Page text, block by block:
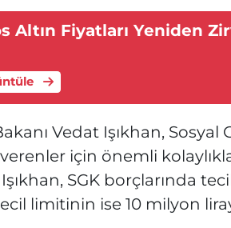
Altın Fiyatları Yeniden
Vedat Işıkhan, Sosyal
için önemli
Işıkhan, SGK borçlarında
tecil limitinin ise 10 milyon